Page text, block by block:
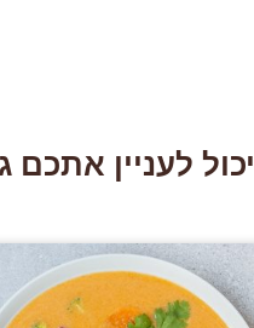
יכול לעניין אתכם